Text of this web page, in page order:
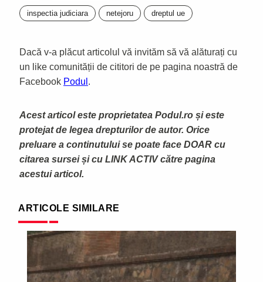
inspectia judiciara netejoru dreptul ue
Dacă v-a plăcut articolul vă invităm să vă alăturați cu
un like comunității de cititori de pe pagina noastră de
Facebook Podul .
Acest articol este proprietatea Podul.ro și este
protejat de legea drepturilor de autor. Orice
preluare a continutului se poate face DOAR cu
citarea sursei și cu LINK ACTIV către pagina
acestui articol.
ARTICOLE SIMILARE